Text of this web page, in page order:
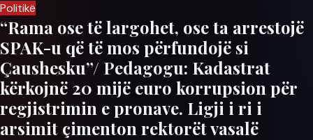
Politikë
“Rama ose të largohet, ose ta arrestojë
SPAK-u që të mos përfundojë si
Çaushesku”/ Pedagogu: Kadastrat
kërkojnë 20 mijë euro korrupsion për
regjistrimin e pronave. Ligji i ri i
arsimit çimenton rektorët vasalë